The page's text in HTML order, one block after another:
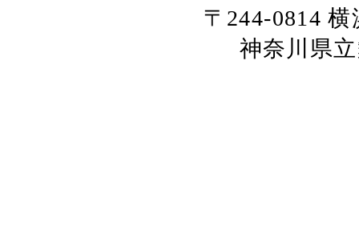
〒244-0814
神奈川県